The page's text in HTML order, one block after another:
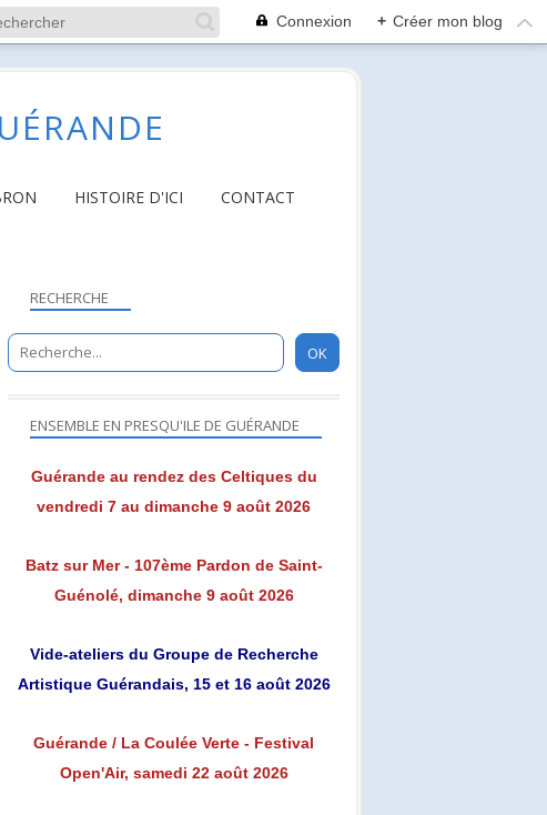
Connexion + Créer mon blog
HISTOIRE D'ICI CONTACT
RECHERCHE
ENSEMBLE EN PRESQU'ILE DE GUÉRANDE
Guérande au rendez des Celtiques du
vendredi 7 au dimanche 9 août 2026
Batz sur Mer - 107ème Pardon de Saint-
Guénolé, dimanche 9 août 2026
Vide-ateliers du Groupe de Recherche
Artistique Guérandais, 15 et 16 août 2026
Guérande / La Coulée Verte - Festival
Open'Air, samedi 22 août 2026